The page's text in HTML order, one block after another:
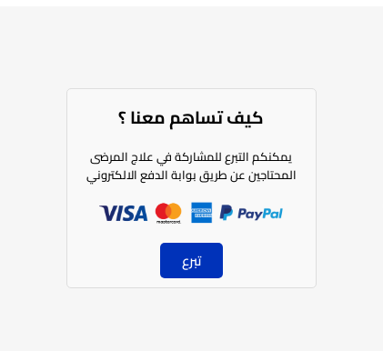
كيف تساهم معنا ؟​
يمكنكم التبرع للمشاركة في علاج المرضى
المحتاجين عن طريق بوابة الدفع الالكتروني
تبرع